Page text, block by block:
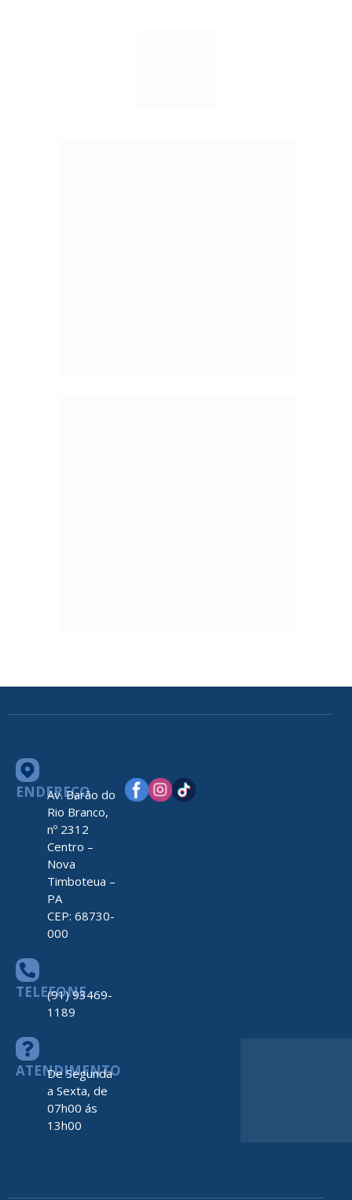
ENDEREÇO
Av. Barão do
Rio Branco,
nº 2312
Centro –
Nova
Timboteua –
PA
CEP: 68730-
000
TELEFONE
(91) 93469-
1189
ATENDIMENTO
De Segunda
a Sexta, de
07h00 ás
13h00